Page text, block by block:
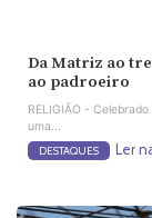
Da Matriz ao
ao padroeiro
RELIGIÃO -
uma...
DESTAQUES Ler